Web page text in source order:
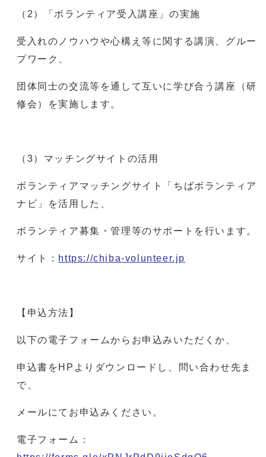
（2）「ボランティア受入講座」の実施
受入れのノウハウや心構え等に関する講演、グルー
プワーク、
団体同士の交流等を通して互いに学び合う講座（研
修会）を実施します。
（3）マッチングサイトの活用
ボランティアマッチングサイト「ちばボランティア
ナビ」を活用した、
ボランティア募集・管理等のサポートを行います。
サイト： https://chiba-volunteer.jp
【申込方法】
以下の電子フォームからお申込みいただくか、
申込書をHPよりダウンロードし、問い合わせ先ま
で、
メールにてお申込みください。
電子フォーム：